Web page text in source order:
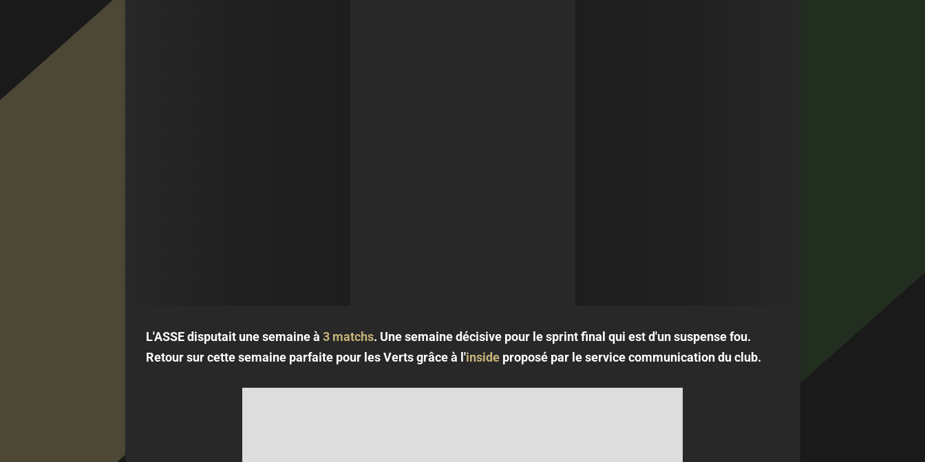
L'ASSE disputait une semaine à 3 matchs. Une semaine décisive pour le sprint final qui est d'un suspense fou.
Retour sur cette semaine parfaite pour les Verts grâce à l'insideproposé par le service communication du club.